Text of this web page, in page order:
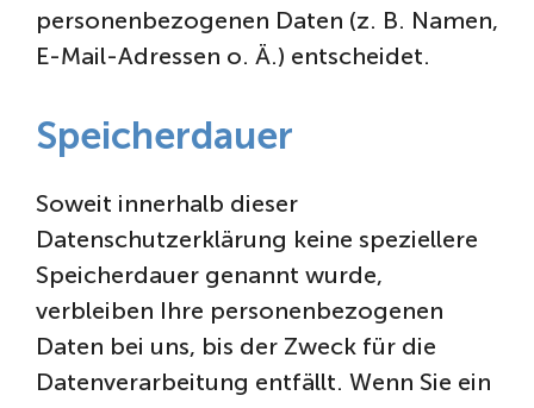
personenbezogenen Daten (z. B. Namen,
E-Mail-Adressen o. Ä.) entscheidet.
Speicherdauer
Soweit innerhalb dieser
Datenschutzerklärung keine speziellere
Speicherdauer genannt wurde,
verbleiben Ihre personenbezogenen
Daten bei uns, bis der Zweck für die
Datenverarbeitung entfällt. Wenn Sie ein